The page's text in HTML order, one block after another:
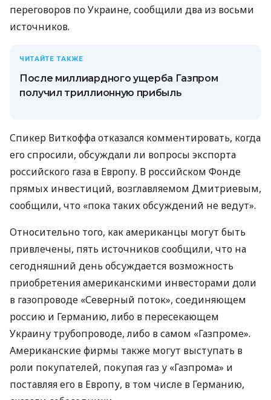
переговоров по Украине, сообщили два из восьми
источников.
ЧИТАЙТЕ ТАКЖЕ
После миллиардного ущерба Газпром
получил триллионную прибыль
Спикер Виткоффа отказался комментировать, когда
его спросили, обсуждали ли вопросы экспорта
российского газа в Европу. В российском Фонде
прямых инвестиций, возглавляемом Дмитриевым,
сообщили, что «пока таких обсуждений не ведут».
Относительно того, как американцы могут быть
привлечены, пять источников сообщили, что на
сегодняшний день обсуждается возможность
приобретения американскими инвесторами доли
в газопроводе «Северный поток», соединяющем
россию и Германию, либо в пересекающем
Украину трубопроводе, либо в самом «Газпроме».
Американские фирмы также могут выступать в
роли покупателей, покупая газ у «Газпрома» и
поставляя его в Европу, в том числе в Германию,